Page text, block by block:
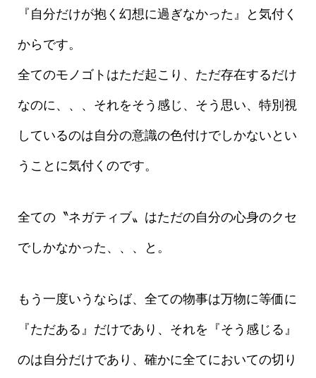
『自分だけが抱く幻想に過ぎなかった』と気付く
からです。
全てのモノゴトはただ起こり、ただ存在するだけ
なのに、、、それをそう感じ、そう思い、特別視
しているのは自分の意識の色付けでしかないとい
うことに気付くのです。
全ての〝ネガティブ〟はただの自分の心身のクセ
でしかなかった、、、と。
もう一度いうならば、全ての物事は万物に等価に
『ただある』だけであり、それを『そう感じる』
のは自分だけであり、確かに全てにおいての切り